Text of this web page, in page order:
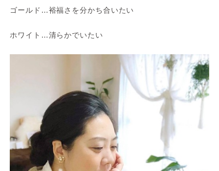
ゴールド…裕福さを分かち合いたい
ホワイト…清らかでいたい